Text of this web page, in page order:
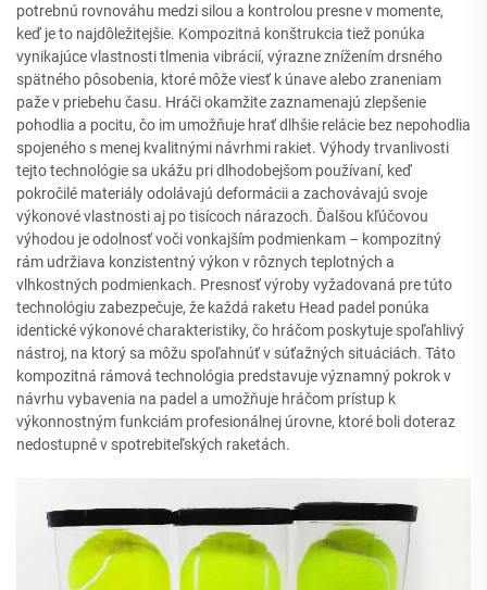
potrebnú rovnováhu medzi silou a kontrolou presne v momente,
keď je to najdôležitejšie. Kompozitná konštrukcia tiež ponúka
vynikajúce vlastnosti tlmenia vibrácií, výrazne znížením drsného
spätného pôsobenia, ktoré môže viesť k únave alebo zraneniam
paže v priebehu času. Hráči okamžite zaznamenajú zlepšenie
pohodlia a pocitu, čo im umožňuje hrať dlhšie relácie bez nepohodlia
spojeného s menej kvalitnými návrhmi rakiet. Výhody trvanlivosti
tejto technológie sa ukážu pri dlhodobejšom používaní, keď
pokročilé materiály odolávajú deformácii a zachovávajú svoje
výkonové vlastnosti aj po tisícoch nárazoch. Ďalšou kľúčovou
výhodou je odolnosť voči vonkajším podmienkam – kompozitný
rám udržiava konzistentný výkon v rôznych teplotných a
vlhkostných podmienkach. Presnosť výroby vyžadovaná pre túto
technológiu zabezpečuje, že každá raketu Head padel ponúka
identické výkonové charakteristiky, čo hráčom poskytuje spoľahlivý
nástroj, na ktorý sa môžu spoľahnúť v súťažných situáciách. Táto
kompozitná rámová technológia predstavuje významný pokrok v
návrhu vybavenia na padel a umožňuje hráčom prístup k
výkonnostným funkciám profesionálnej úrovne, ktoré boli doteraz
nedostupné v spotrebiteľských raketách.